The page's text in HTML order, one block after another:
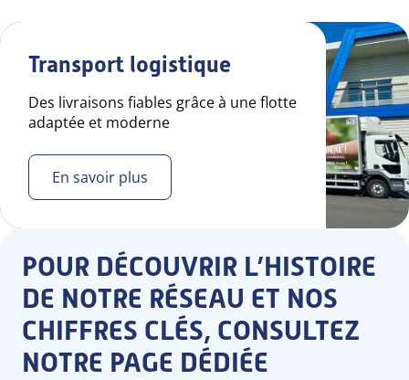
Transport logistique
Des livraisons fiables grâce à une flotte
adaptée et moderne
En savoir plus
POUR DÉCOUVRIR L’HISTOIRE
DE NOTRE RÉSEAU ET NOS
CHIFFRES CLÉS, CONSULTEZ
NOTRE PAGE DÉDIÉE